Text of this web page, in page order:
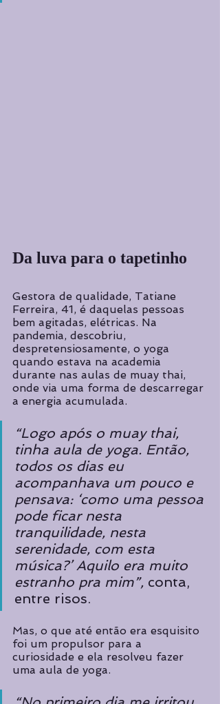
Da luva para o tapetinho
Gestora de qualidade, Tatiane
Ferreira, 41, é daquelas pessoas
bem agitadas, elétricas. Na
pandemia, descobriu,
despretensiosamente, o yoga
quando estava na academia
durante nas aulas de muay thai,
onde via uma forma de descarregar
a energia acumulada.
“Logo após o muay thai,
tinha aula de yoga. Então,
todos os dias eu
acompanhava um pouco e
pensava: ‘como uma pessoa
pode ficar nesta
tranquilidade, nesta
serenidade, com esta
música?’ Aquilo era muito
estranho pra mim”, conta,
entre risos.
Mas, o que até então era esquisito
foi um propulsor para a
curiosidade e ela resolveu fazer
uma aula de yoga.